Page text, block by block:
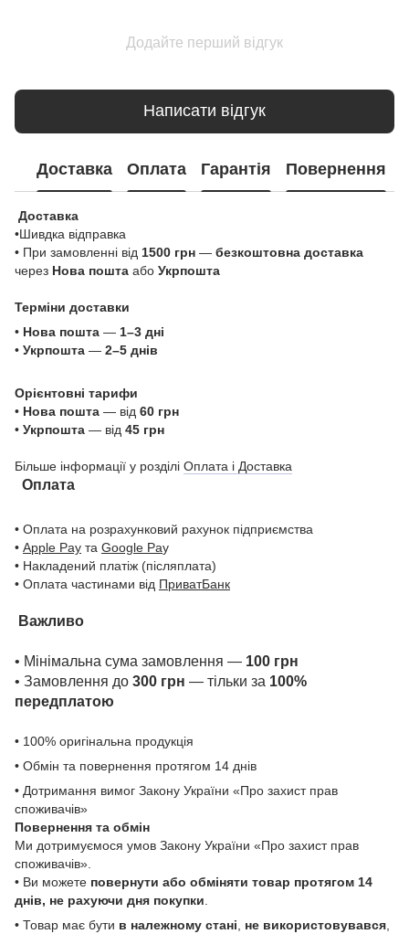
Додайте перший відгук
Написати відгук
Доставка Оплата Гарантія Повернення
Доставка
•Шивдка відправка
• При замовленні від 1500 грн — безкоштовна доставка
через Нова пошта або Укрпошта
Терміни доставки
• Нова пошта — 1–3 дні
• Укрпошта — 2–5 днів
Орієнтовні тарифи
• Нова пошта — від 60 грн
• Укрпошта — від 45 грн
Більше інформації у розділі Оплата і Доставка
Оплата
• Оплата на розрахунковий рахунок підприємства
• Apple Pay та Google Pay
• Накладений платіж (післяплата)
• Оплата частинами від ПриватБанк
Важливо
• Мінімальна сума замовлення — 100 грн
• Замовлення до 300 грн — тільки за 100%
передплатою
• 100% оригінальна продукція
• Обмін та повернення протягом 14 днів
• Дотримання вимог Закону України «Про захист прав
споживачів»
Повернення та обмін
Ми дотримуємося умов Закону України «Про захист прав
споживачів».
• Ви можете повернути або обміняти товар протягом 14
днів, не рахуючи дня покупки
• Товар має бути в належному стані не використовувався